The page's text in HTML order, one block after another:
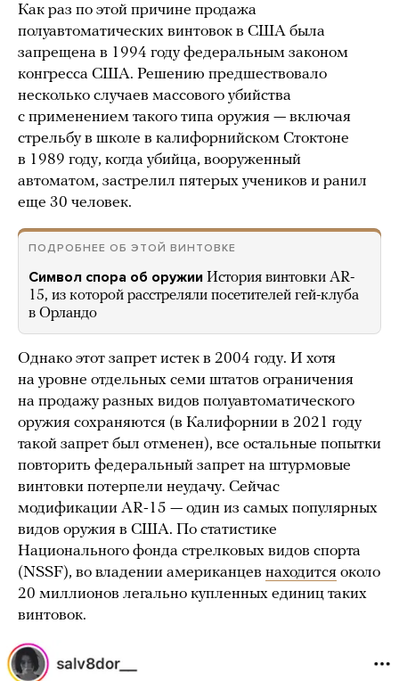
Как раз по этой причине продажа
полуавтоматических винтовок в США была
запрещена в 1994 году федеральным законом
конгресса США. Решению предшествовало
несколько случаев массового убийства
с применением такого типа оружия — включая
стрельбу в школе в калифорнийском Стоктоне
в 1989 году, когда убийца, вооруженный
автоматом, застрелил пятерых учеников и ранил
еще 30 человек.
ПОДРОБНЕЕ ОБ ЭТОЙ ВИНТОВКЕ
Символ спора об оружии История винтовки AR-
15, из которой расстреляли посетителей гей-клуба
в Орландо
Однако этот запрет истек в 2004 году. И хотя
на уровне отдельных семи штатов ограничения
на продажу разных видов полуавтоматического
оружия сохраняются (в Калифорнии в 2021 году
такой запрет был отменен), все остальные попытки
повторить федеральный запрет на штурмовые
винтовки потерпели неудачу. Сейчас
модификации AR-15 — один из самых популярных
видов оружия в США. По статистике
Национального фонда стрелковых видов спорта
(NSSF), во владении американцев находится около
20 миллионов легально купленных единиц таких
винтовок.